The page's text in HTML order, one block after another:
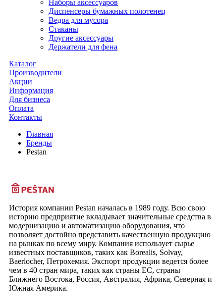
Наборы аксессуаров
Диспенсеры бумажных полотенец
Ведра для мусора
Стаканы
Другие аксессуары
Держатели для фена
Каталог
Производители
Акции
Информация
Для бизнеса
Оплата
Контакты
Главная
Бренды
Pestan
История компании Pestan началась в 1989 году. Всю свою
историю предприятие вкладывает значительные средства в
модернизацию и автоматизацию оборудования, что
позволяет достойно представить качественную продукцию
на рынках по всему миру. Компания использует сырье
известных поставщиков, таких как Borealis, Solvay,
Baerlocher, Петрохемия. Экспорт продукции ведется более
чем в 40 стран мира, таких как страны ЕС, страны
Ближнего Востока, Россия, Австралия, Африка, Северная и
Южная Америка.